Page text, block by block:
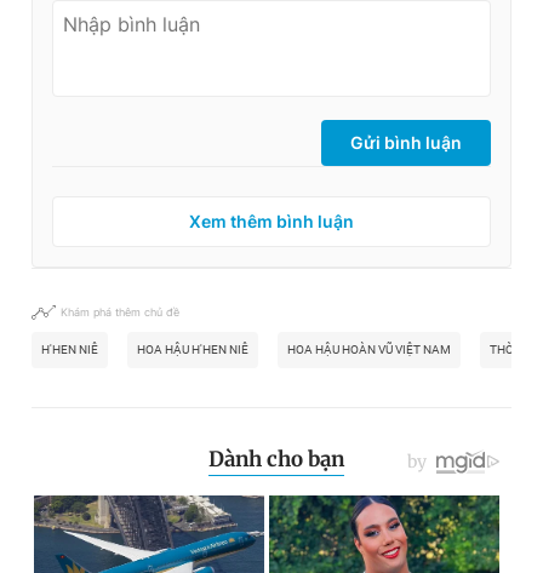
Gửi bình luận
Xem thêm bình luận
Khám phá thêm chủ đề
H'HEN NIÊ HOA HẬU H'HEN NIÊ HOA HẬU HOÀN VŨ VIỆT NAM THỜI